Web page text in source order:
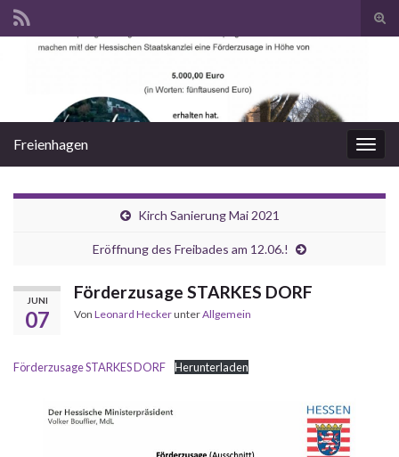
Search for:
Freienhagen
Kirch Sanierung Mai 2021
Eröffnung des Freibades am 12.06.!
JUNI
07
Förderzusage STARKES DORF
Von Leonard HeckerunterAllgemein
Förderzusage STARKES DORF Herunterladen